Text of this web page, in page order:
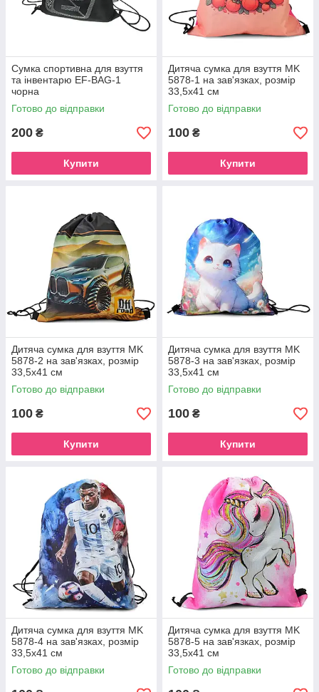
Сумка спортивна для взуття
та інвентарю EF-BAG-1
чорна
Готово до відправки
200 ₴
Купити
Дитяча сумка для взуття MK
5878-1 на зав'язках, розмір
33,5х41 см
Готово до відправки
100 ₴
Купити
Дитяча сумка для взуття MK
5878-2 на зав'язках, розмір
33,5х41 см
Готово до відправки
100 ₴
Купити
Дитяча сумка для взуття MK
5878-3 на зав'язках, розмір
33,5х41 см
Готово до відправки
100 ₴
Купити
Дитяча сумка для взуття MK
5878-4 на зав'язках, розмір
33,5х41 см
Готово до відправки
Дитяча сумка для взуття MK
5878-5 на зав'язках, розмір
33,5х41 см
Готово до відправки